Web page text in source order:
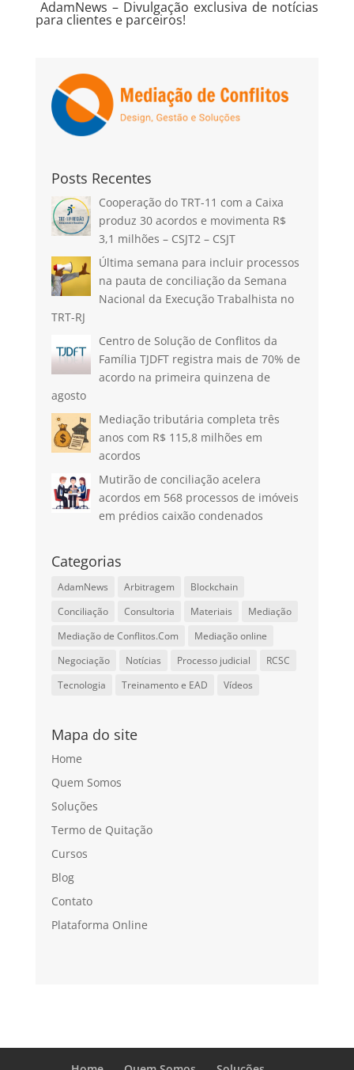
AdamNews – Divulgação exclusiva de notícias
para clientes e parceiros!
Posts Recentes
Cooperação do TRT-11 com a Caixa
produz 30 acordos e movimenta R$
3,1 milhões – CSJT2 – CSJT
Última semana para incluir processos
na pauta de conciliação da Semana
Nacional da Execução Trabalhista no
TRT-RJ
Centro de Solução de Conflitos da
Família TJDFT registra mais de 70% de
acordo na primeira quinzena de
agosto
Mediação tributária completa três
anos com R$ 115,8 milhões em
acordos
Mutirão de conciliação acelera
acordos em 568 processos de imóveis
em prédios caixão condenados
Categorias
AdamNews Arbitragem
Blockchain
Conciliação
Consultoria Materiais
Mediação
Mediação de Conflitos.Com
Mediação online
Negociação
Notícias Processo judicial
RCSC
Tecnologia
Treinamento e EAD Vídeos
Mapa do site
Home
Quem Somos
Soluções
Termo de Quitação
Cursos
Blog
Contato
Plataforma Online